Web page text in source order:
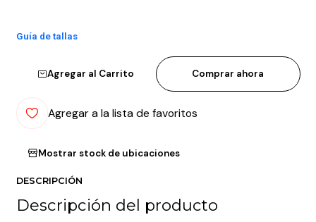
Guía de tallas
Agregar al Carrito Comprar ahora
Agregar a la lista de favoritos
Mostrar stock de ubicaciones
DESCRIPCIÓN
Descripción del producto